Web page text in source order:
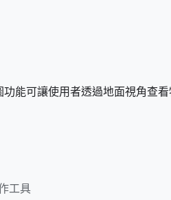
能可讓使用者透過地面視角查看
工具